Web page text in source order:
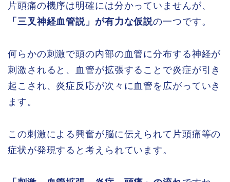
片頭痛の機序は明確には分かっていませんが、
「三叉神経血管説」が有力な仮説の一つです。
何らかの刺激で頭の内部の血管に分布する神経が
刺激されると、血管が拡張することで炎症が引き
起こされ、炎症反応が次々に血管を広がっていき
ます。
この刺激による興奮が脳に伝えられて片頭痛等の
症状が発現すると考えられています。